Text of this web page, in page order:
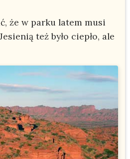
że w parku latem musi
też było ciepło, ale